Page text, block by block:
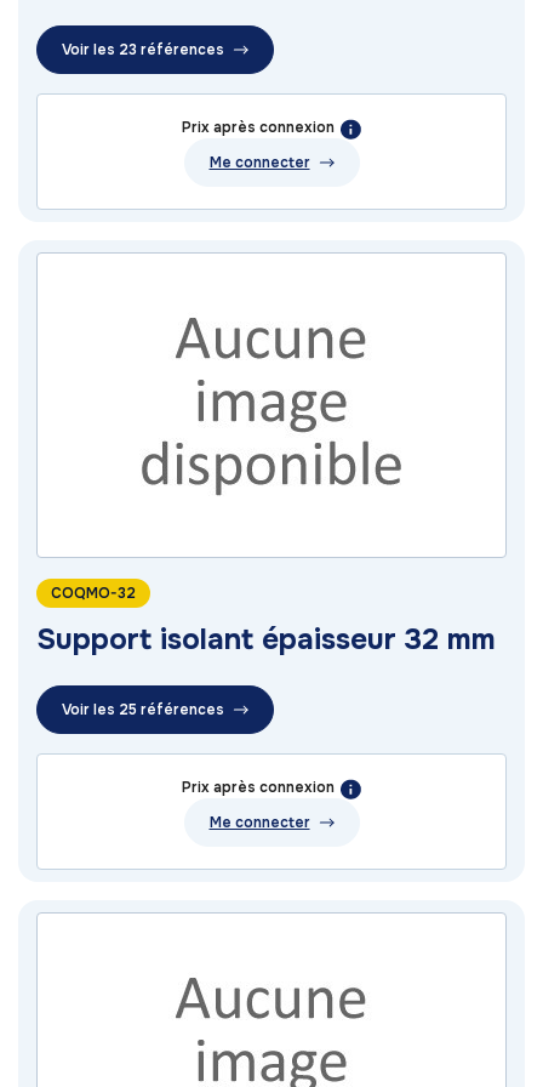
Voir les 23 références
Prix après connexion
Me connecter
COQMO-32
Support isolant épaisseur 32 mm
Voir les 25 références
Prix après connexion
Me connecter